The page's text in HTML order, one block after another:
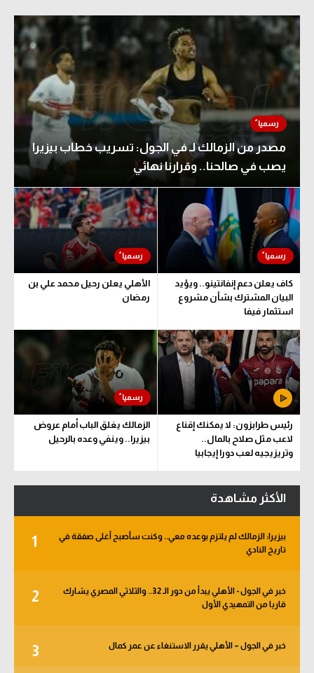
مصدر من الزمالك لـ في الجول: تسريب خطاب بيزيرا
يصب في صالحنا.. وقرارنا نهائي
كاف يعلن دعم إنفانتينو.. ويؤيد
البيان المشترك بشأن مشروع
استثمار فيفا
الأهلي يعلن رحيل محمد علي بن
رمضان
رئيس طرابزون: لا يمكنك إقناع
لاعب مثل صلاح بالمال..
وتريزيجيه لعب دورا إيجابيا
الزمالك يغلق الباب أمام عروض
بيزيرا.. وينفي وعده بالرحيل
الأكثر مشاهدة
1
بيزيرا: الزمالك لم يلتزم بوعده معي.. وكنت سأصبح أغلى صفقة في
تاريخ النادي
2
خبر في الجول - الأهلي يبدأ من دور الـ 32.. والثلاثي المصري يشارك
قاريا من التمهيدي الأول
3 خبر في الجول – الأهلي يقرر الاستنغاء عن عمر كمال